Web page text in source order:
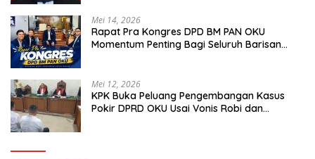
Mei 14, 2026
Rapat Pra Kongres DPD BM PAN OKU
Momentum Penting Bagi Seluruh Barisan
Mei 12, 2026
KPK Buka Peluang Pengembangan Kasus
Pokir DPRD OKU Usai Vonis Robi dan